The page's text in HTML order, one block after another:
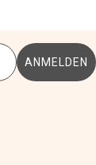
ANMELDEN